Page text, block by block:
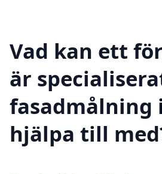
Vad kan ett
är
fasadmålning
hjälpa till